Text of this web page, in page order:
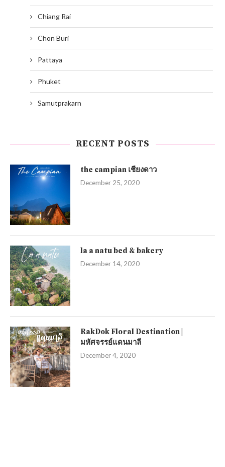
Chiang Rai
Chon Buri
Pattaya
Phuket
Samutprakarn
RECENT POSTS
the campian เชียงดาว
December 25, 2020
la a natu bed & bakery
December 14, 2020
RakDok Floral Destination |
มหัศจรรย์แดนมาลี
December 4, 2020